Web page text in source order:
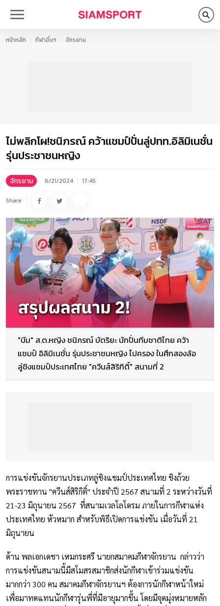
หน้าหลัก กีฬาอื่นๆ จักรยาน
ไม่พลิกโผ!ชนิภรณ์ คว้าแชมป์ปั่นลู่ปทท.อิลิมิเนชั่น
รุ่นประชาชนหญิง
จักรยาน 6/21/2024 17:45
Share
"บีม" ส.ต.หญิง ชนิภรณ์ บัตริยะ นักปั่นทีมชาติไทย คว้า
แชมป์ อิลิมิเนชั่น รุ่นประชาชนหญิง ไปครอง ในศึกสองล้อ
ลู่ชิงแชมป์ประเทศไทย "ควีนส์สิริกิติ์" สนามที่ 2
การแข่งขันจักรยานประเภทลู่ชิงแชมป์ประเทศไทย ชิงถ้วย
พระราชทาน "ควีนส์สิริกิติ์" ประจำปี 2567 สนามที่ 2 ระหว่างวันที่
21-23 มิถุนายน 2567 ที่สนามเวลโลโดรม ภายในการกีฬาแห่ง
ประเทศไทย หัวหมาก สำหรับพิธีเปิดการแข่งขัน เมื่อวันที่ 21
มิถุนายน
ด้าน พลเอกเดชา เหมกระศรี นายกสมาคมกีฬาจักรยาน กล่าวว่า
การแข่งขันสนามนี้มีสโมสรสมาชิกส่งนักกีฬาเข้าร่วมแข่งขัน
มากกว่า 300 คน สมาคมกีฬาจักรยานฯ ต้องการนักกีฬาหน้าใหม่
เพื่อมาทดแทนนักกีฬารุ่นพี่ที่มีอายุมากขึ้น โดยมีจุดมุ่งหมายหลัก